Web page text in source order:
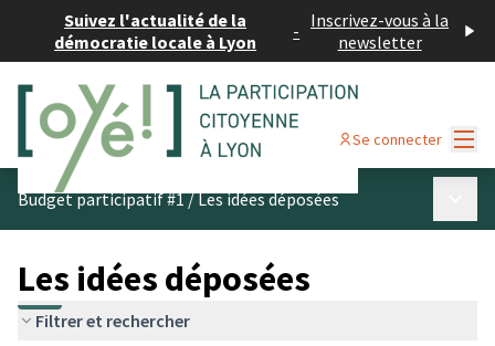
Suivez l'actualité de la
démocratie locale à Lyon
- Inscrivez-vous à la
newsletter
Se connecter
Budget participatif #1/Les idées déposées
Les idées déposées
Filtrer et rechercher